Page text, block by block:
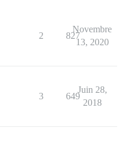
2 827
Novembre
13, 2020
3 649
Juin 28,
2018